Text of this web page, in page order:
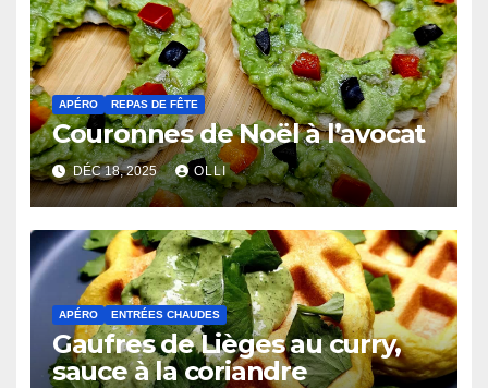
APÉRO REPAS DE FÊTE
Couronnes de Noël à l’avocat
DÉC 18, 2025 OLLI
APÉRO ENTRÉES CHAUDES
Gaufres de Lièges au curry,
sauce à la coriandre